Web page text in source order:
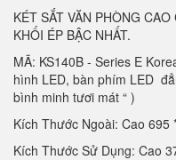
KÉT SẮT VĂN PHÒNG
KHỐI ÉP BẬC NHẤT.
MÃ: KS140B - Series E
hình LED, bàn phím LED
bình minh tươi mát “ )
Kích Thước Ngoài: Cao 695
Kích Thước Sử Dụng: Cao